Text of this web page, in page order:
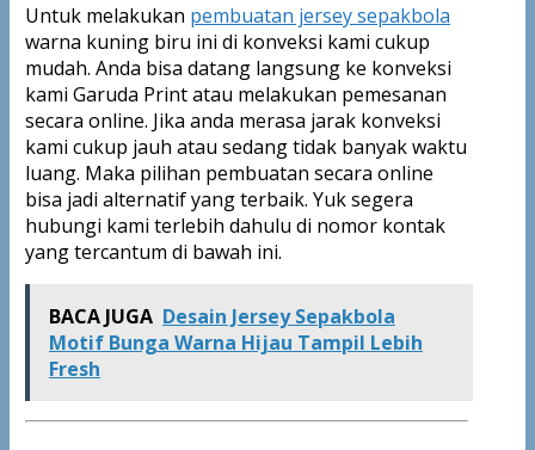
Untuk melakukan pembuatan jersey sepakbola
warna kuning biru ini di konveksi kami cukup
mudah. Anda bisa datang langsung ke konveksi
kami Garuda Print atau melakukan pemesanan
secara online. Jika anda merasa jarak konveksi
kami cukup jauh atau sedang tidak banyak waktu
luang. Maka pilihan pembuatan secara online
bisa jadi alternatif yang terbaik. Yuk segera
hubungi kami terlebih dahulu di nomor kontak
yang tercantum di bawah ini.
BACA JUGA Desain Jersey Sepakbola
Motif Bunga Warna Hijau Tampil Lebih
Fresh